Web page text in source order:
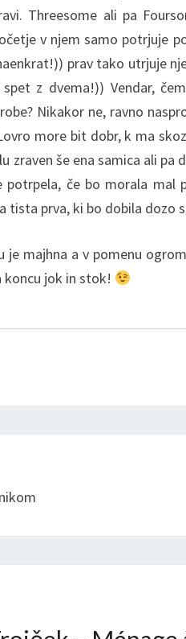
Threesome ali pa
v njem samo potrjuje
prav tako utrjuje
z dvema!)) Vendar,
Nikakor ne, ravno
more bit dobr, k ma
zraven še ena samica ali pa
če bo morala mal
tista prva, ki bo dobila dozo
je majhna a v pomenu
koncu jok in stok!